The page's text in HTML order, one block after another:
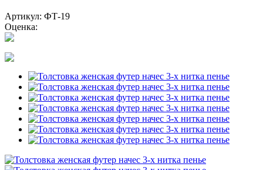
Артикул: ФТ-19
Оценка: